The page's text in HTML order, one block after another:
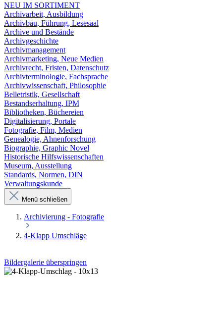
NEU IM SORTIMENT
Archivarbeit, Ausbildung
Archivbau, Führung, Lesesaal
Archive und Bestände
Archivgeschichte
Archivmanagement
Archivmarketing, Neue Medien
Archivrecht, Fristen, Datenschutz
Archivterminologie, Fachsprache
Archivwissenschaft, Philosophie
Belletristik, Gesellschaft
Bestandserhaltung, IPM
Bibliotheken, Büchereien
Digitalisierung, Portale
Fotografie, Film, Medien
Genealogie, Ahnenforschung
Biographie, Graphic Novel
Historische Hilfswissenschaften
Museum, Ausstellung
Standards, Normen, DIN
Verwaltungskunde
Menü schließen
Archivierung - Fotografie
4-Klapp Umschläge
Bildergalerie überspringen